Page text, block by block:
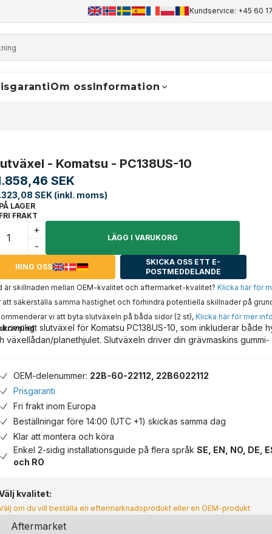
+45 60 17 81 50 info@finaldrive-trackmotors.com WhatsApp
Kundservice: +45 60
Om ossInformation
- Komatsu - PC138US-10
SEK
SEK (inkl. moms)
PÅ LAGER
FRI FRAKT
+
-
LÄGG I VARUKORG
RING OSS
SKICKA OSS ETT E-
POSTMEDDELANDE
är skillnaden mellan OEM-kvalitet och aftermarket-kvalitet? Klicka här för
att säkerställa samma hastighet och förhindra potentiella skillnader på
vi att byta slutväxeln på båda sidor (2 st), Klicka här för mer
komplett slutväxel för Komatsu PC138US-10, som inkluderar både
växellådan/planethjulet. Slutväxeln driver din grävmaskins gummi-
OEM-delenummer: 22B-60-22112, 22B6022112
Prisgaranti
Fri frakt inom Europa
Beställningar före 14:00 (UTC +1) skickas samma dag
Klar att montera och köra
Enkel 2-sidig installationsguide på flera språk SE, EN, NO, DE,
och RO
kvalitet:
om du vill beställa en eftermarknadsprodukt eller en OEM-produkt